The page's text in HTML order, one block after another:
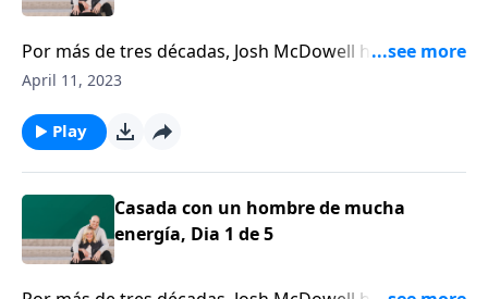
Por más de tres décadas, Josh McDowell ha estado
activo en el ministerio como orador, escritor y
evangelio. Imagine cómo sería estar casada con un
hombre tan activo.
April 11, 2023
Play
Casada con un hombre de mucha
energía, Dia 1 de 5